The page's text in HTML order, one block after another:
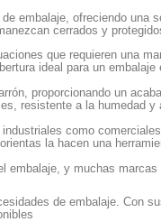
embalaje, ofreciendo
cerrados y
que requieren una
ideal para un
proporcionando un
resistente a la humedad
como
la hacen una
embalaje, y muchas
de embalaje. Con